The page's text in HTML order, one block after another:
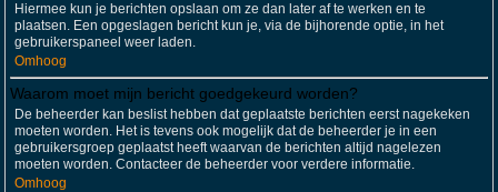
Hiermee kun je berichten opslaan om ze dan later af te werken en te
plaatsen. Een opgeslagen bericht kun je, via de bijhorende optie, in het
gebruikerspaneel weer laden.
Omhoog
Waarom moet mijn bericht goedgekeurd worden?
De beheerder kan beslist hebben dat geplaatste berichten eerst nagekeken
moeten worden. Het is tevens ook mogelijk dat de beheerder je in een
gebruikersgroep geplaatst heeft waarvan de berichten altijd nagelezen
moeten worden. Contacteer de beheerder voor verdere informatie.
Omhoog